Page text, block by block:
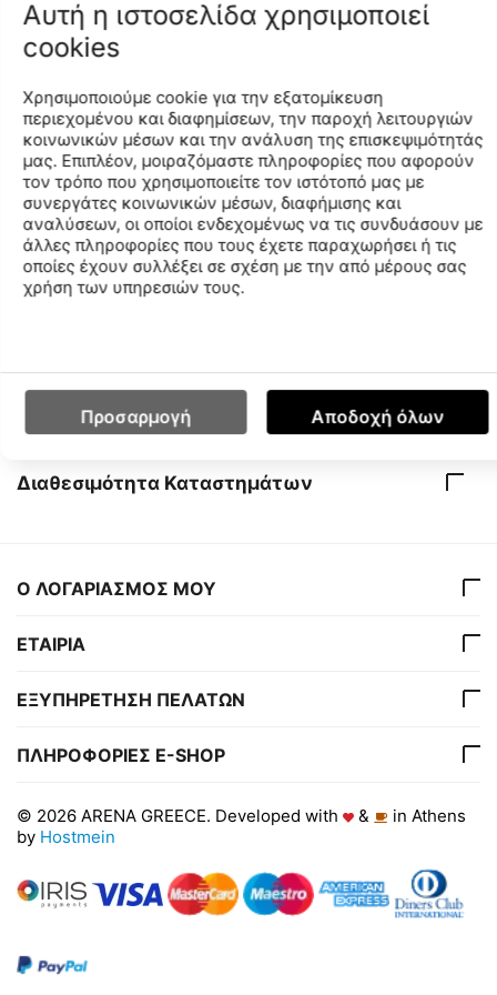
ανδρικό μαγιό Fundamentals R Beach X-Shorts της arena
γιορτάζει το DNA της εταιρείας, αναβιώνοντας τα πιο
σχεδιασμένο για κολύμβηση, χαλάρωση και αθλητικές
δραστηριότητες στην πισίνα ή την παραλία.
Το εξαιρετικά μαλακό ανακυκλωμένο ύφασμα του
στεγνώνει γρήγορα και προσφέρει μοναδική άνεση.
Διαθέτει πίσω τσέπη με βέλκρο και εσωτερικό διχτυωτό
ύφασμα, ενώ το ρυθμιζόμενο εσωτερικό κορδόνι
εξασφαλίζει άριστη εφαρμογή.
Διατίθενται σε διάφορα φωτεινά χρώματα.
Πλευρικό μήκος: 32 cm.
Χαρακτηριστικά
Διαθεσιμότητα Καταστημάτων
Ο ΛΟΓΑΡΙΑΣΜΟΣ ΜΟΥ
ΕΤΑΙΡΙΑ
ΕΞΥΠΗΡΕΤΗΣΗ ΠΕΛΑΤΩΝ
ΠΛΗΡΟΦΟΡΙΕΣ E-SHOP
© 2026 ARENA GREECE. Developed with &
in Athens
by Hostmein
Αυτή η ιστοσελίδα χρησιμοποιεί
cookies
Χρησιμοποιούμε cookie για την εξατομίκευση
περιεχομένου και διαφημίσεων, την παροχή λειτουργιών
κοινωνικών μέσων και την ανάλυση της επισκεψιμότητάς
μας. Επιπλέον, μοιραζόμαστε πληροφορίες που αφορούν
τον τρόπο που χρησιμοποιείτε τον ιστότοπό μας με
συνεργάτες κοινωνικών μέσων, διαφήμισης και
αναλύσεων, οι οποίοι ενδεχομένως να τις συνδυάσουν με
άλλες πληροφορίες που τους έχετε παραχωρήσει ή τις
οποίες έχουν συλλέξει σε σχέση με την από μέρους σας
χρήση των υπηρεσιών τους.
Προσαρμογή Αποδοχή όλων